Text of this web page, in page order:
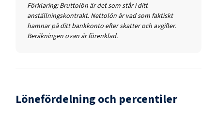
Förklaring: Bruttolön är det som står i ditt
anställningskontrakt. Nettolön är vad som faktiskt
hamnar på ditt bankkonto efter skatter och avgifter.
Beräkningen ovan är förenklad.
Lönefördelning och percentiler